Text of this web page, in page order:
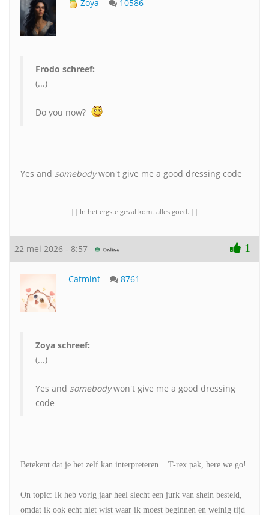
Zoya 10586
Frodo schreef:
(...)
Do you now?
Yes and somebodywon't give me a good dressing code
|| In het ergste geval komt alles goed. ||
22 mei 2026 - 8:57 1
Catmint 8761
Zoya schreef:
(...)
Yes and somebodywon't give me a good dressing
code
Betekent dat je het zelf kan interpreteren... T-rex pak, here we go!
On topic: Ik heb vorig jaar heel slecht een jurk van shein besteld,
omdat ik ook echt niet wist waar ik moest beginnen en weinig tijd